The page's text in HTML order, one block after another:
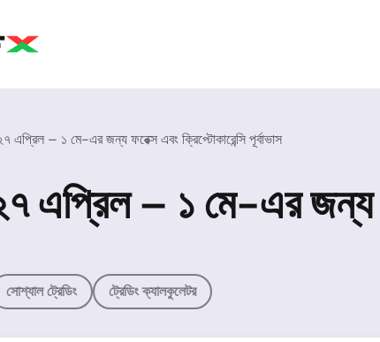
এপ্রিল – ১ মে-এর জন্য ফরেক্স এবং ক্রিপ্টোকারেন্সি পূর্বাভাস
এপ্রিল – ১ মে-এর জন্য
সোশ্যাল ট্রেডিং ট্রেডিং ক্যালকুলেটর